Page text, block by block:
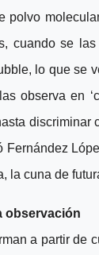
polvo
cuando se
lo que se
observa en
discriminar
Fernández
la cuna de
observación
a partir de